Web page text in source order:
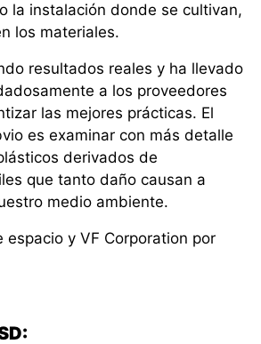
la instalación donde se cultivan,
los materiales.
resultados reales y ha llevado
a los proveedores
las mejores prácticas. El
es examinar con más detalle
derivados de
que tanto daño causan a
medio ambiente.
espacio y VF Corporation por